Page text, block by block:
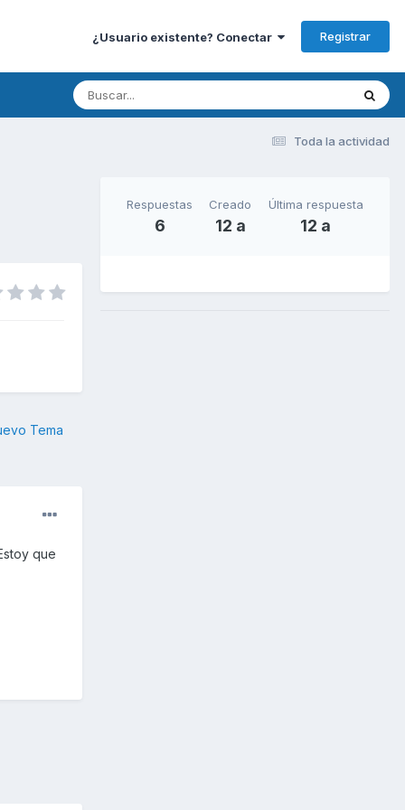
¿Usuario existente? Conectar Registrar
Toda la actividad
Tema
que
Respuestas
6
Creado
12 a
Última respuesta
12 a